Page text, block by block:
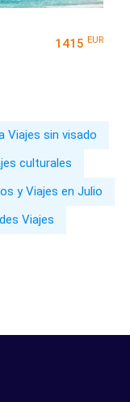
1415 EUR
Viajes sin visado
culturales
y Viajes en Julio
Viajes